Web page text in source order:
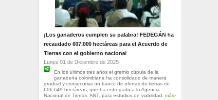
¡Los ganaderos cumplen su palabra! FEDEGÁN ha
recaudado 607.000 hectáreas para el Acuerdo de
Tierras con el gobierno nacional
Lunes 01 de Diciembre de 2025
En los últimos tres años el gremio cúpula de la
ganadería colombiana ha consolidado de manera
gradual y consecutiva un banco de ofertas de tierras de
606.649 hectáreas, que ha entregado a la Agencia
Nacional de Tierras, ANT, para estudios de viabilidad. más›